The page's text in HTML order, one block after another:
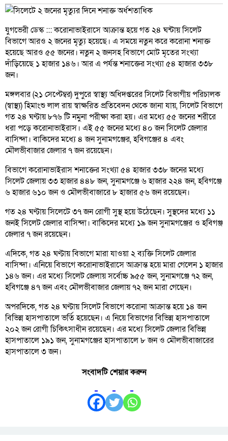
যুগভেরী ডেস্ক ::: করোনাভাইরাসে আক্রান্ত হয়ে গত ২৪ ঘন্টায় সিলেট
বিভাগে আরও ২ জনের মৃত্যু হয়েছে। এ সময়ে নতুন করে করোনা শনাক্ত
হয়েছে আরও ৫৫ জনের। নতুন ২ জনসহ বিভাগে মোট মৃতের সংখ্যা
দাঁড়িয়েছে ১ হাজার ১৪৬। আর এ পর্যন্ত শনাক্তের সংখ্যা ৫৪ হাজার ৩৩৮
জন।
মঙ্গলবার (২১ সেপ্টেম্বর) দুপুরে স্বাস্থ্য অধিদপ্তরের সিলেট বিভাগীয় পরিচালক
(স্বাস্থ্য) হিমাংশু লাল রায় স্বাক্ষরিত প্রতিবেদন থেকে জানা যায়, সিলেট বিভাগে
গত ২৪ ঘণ্টায় ৮৭৬ টি নমুনা পরীক্ষা করা হয়। এর মধ্যে ৫৫ জনের শরীরে
ধরা পড়ে করোনাভাইরাস। এই ৫৫ জনের মধ্যে ৪০ জন সিলেট জেলার
বাসিন্দা। বাকিদের মধ্যে ৪ জন সুনামগঞ্জের, হবিগঞ্জের ৪ এবং
মৌলভীবাজার জেলার ৭ জন রয়েছেন।
বিভাগে করোনাভাইরাস শনাক্তের সংখ্যা ৫৪ হাজার ৩৩৮ জনের মধ্যে
সিলেট জেলায় ৩৩ হাজার ৪৪৮ জন, সুনামগঞ্জে ৬ হাজার ২২৪ জন, হবিগঞ্জে
৬ হাজার ৬১০ জন ও মৌলভীবাজারে ৮ হাজার ৫৬ জন রয়েছেন।
গত ২৪ ঘণ্টায় সিলেটে ৩৭ জন রোগী সুস্থ হয়ে উঠেছেন। সুস্থদের মধ্যে ১১
জনই সিলেট জেলার বাসিন্দা। বাকিদের মধ্যে ১৯ জন সুনামগঞ্জের ও হবিগঞ্জ
জেলার ৭ জন রয়েছেন।
এদিকে, গত ২৪ ঘণ্টায় বিভাগে মারা যাওয়া ২ ব্যক্তি সিলেট জেলার
বাসিন্দা। এনিয়ে বিভাগে করোনাভাইরাসে আক্রান্ত হয়ে মারা গেলেন ১ হাজার
১৪৬ জন। এর মধ্যে সিলেট জেলায় সর্বোচ্চ ৯৫৫ জন, সুনামগঞ্জে ৭২ জন,
হবিগঞ্জে ৪৭ জন এবং মৌলভীবাজার জেলায় ৭২ জন মারা গেছেন।
অপরদিকে, গত ২৪ ঘণ্টায় সিলেট বিভাগে করোনা আক্রান্ত হয়ে ১৪ জন
বিভিন্ন হাসপাতালে ভর্তি হয়েছেন। এ নিয়ে বিভাগের বিভিন্ন হাসপাতালে
২০২ জন রোগী চিকিৎসাধীন রয়েছেন। এর মধ্যে সিলেট জেলার বিভিন্ন
হাসপাতালে ১৯১ জন, সুনামগঞ্জের হাসপাতালে ৮ জন ও মৌলভীবাজারের
হাসপাতালে ৩ জন।
সংবাদটি শেয়ার করুন